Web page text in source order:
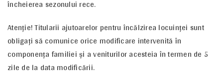
încheierea sezonului rece.
Atenție! Titularii ajutoarelor pentru încălzirea locuinței sunt
obligați să comunice orice modificare intervenită în
componența familiei și a veniturilor acesteia în termen de 5
zile de la data modificării.